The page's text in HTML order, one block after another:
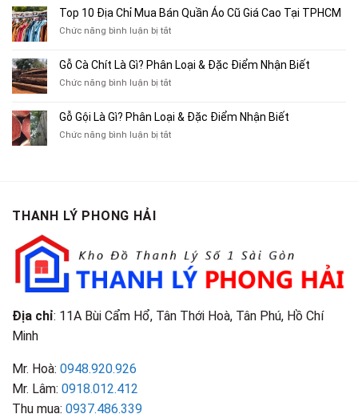
Bán
Xe
Cũ,
Xe
Cũ
TP.HCM
10
Thu
Sách
Tạp
Chí
Top 10 Địa Chỉ Mua Bán Quần Áo Cũ Giá Cao Tại TPHCM
Chức năng bình luận bị tắtở
Địa
Chỉ
Bán
Áo
Gỗ Cà Chít Là Gì? Phân Loại & Đặc Điểm Nhận Biết
Chức năng bình luận bị tắtở
Chít
Là
Gỗ Gội Là Gì? Phân Loại & Đặc Điểm Nhận Biết
Chức năng bình luận bị tắtở
Điểm
Nhận
Biết
THANH LÝ PHONG HẢI
Địa chỉ: 11A Bùi Cẩm Hổ, Tân Thới Hoà, Tân Phú, Hồ Chí
Minh
Mr. Hoà: 0948.920.926
Mr. Lâm: 0918.012.412
Thu mua: 0937.486.339